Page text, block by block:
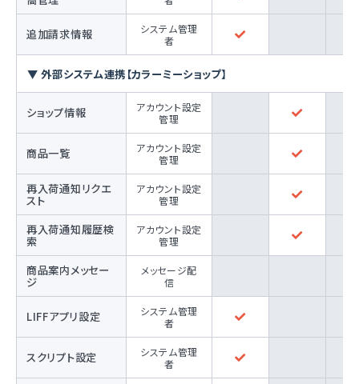
追加請求情報
システム管理
者
▼ 外部システム連携【カラーミーショップ】
ショップ情報
アカウント設定
管理
商品一覧
アカウント設定
管理
再入荷通知リクエ
スト
アカウント設定
管理
再入荷通知履歴検
索
アカウント設定
管理
商品案内メッセー
ジ
メッセージ配
信
LIFFアプリ設定
システム管理
者
スクリプト設定
システム管理
者